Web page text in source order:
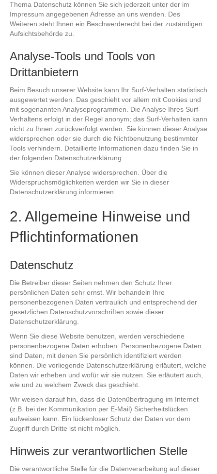
Thema Datenschutz können Sie sich jederzeit unter der im
Impressum angegebenen Adresse an uns wenden. Des
Weiteren steht Ihnen ein Beschwerderecht bei der zuständigen
Aufsichtsbehörde zu.
Analyse-Tools und Tools von
Drittanbietern
Beim Besuch unserer Website kann Ihr Surf-Verhalten statistisch
ausgewertet werden. Das geschieht vor allem mit Cookies und
mit sogenannten Analyseprogrammen. Die Analyse Ihres Surf-
Verhaltens erfolgt in der Regel anonym; das Surf-Verhalten kann
nicht zu Ihnen zurückverfolgt werden. Sie können dieser Analyse
widersprechen oder sie durch die Nichtbenutzung bestimmter
Tools verhindern. Detaillierte Informationen dazu finden Sie in
der folgenden Datenschutzerklärung.
Sie können dieser Analyse widersprechen. Über die
Widerspruchsmöglichkeiten werden wir Sie in dieser
Datenschutzerklärung informieren.
2. Allgemeine Hinweise und
Pflichtinformationen
Datenschutz
Die Betreiber dieser Seiten nehmen den Schutz Ihrer
persönlichen Daten sehr ernst. Wir behandeln Ihre
personenbezogenen Daten vertraulich und entsprechend der
gesetzlichen Datenschutzvorschriften sowie dieser
Datenschutzerklärung.
Wenn Sie diese Website benutzen, werden verschiedene
personenbezogene Daten erhoben. Personenbezogene Daten
sind Daten, mit denen Sie persönlich identifiziert werden
können. Die vorliegende Datenschutzerklärung erläutert, welche
Daten wir erheben und wofür wir sie nutzen. Sie erläutert auch,
wie und zu welchem Zweck das geschieht.
Wir weisen darauf hin, dass die Datenübertragung im Internet
(z.B. bei der Kommunikation per E-Mail) Sicherheitslücken
aufweisen kann. Ein lückenloser Schutz der Daten vor dem
Zugriff durch Dritte ist nicht möglich.
Hinweis zur verantwortlichen Stelle
Die verantwortliche Stelle für die Datenverarbeitung auf dieser